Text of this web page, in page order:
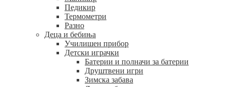
Педикир
Термометри
Разно
Деца и бебиња
Училишен прибор
Детски играчки
Батерии и полначи за батерии
Друштвени игри
Зимска забава